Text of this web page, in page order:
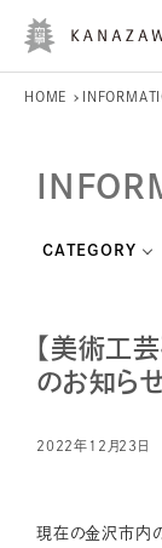
HOME
CATEGORY
【美術工
のお知ら
2022年12月23日
現在の金沢市内